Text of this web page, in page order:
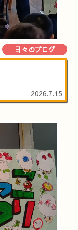
日々のブログ
2026.7.15